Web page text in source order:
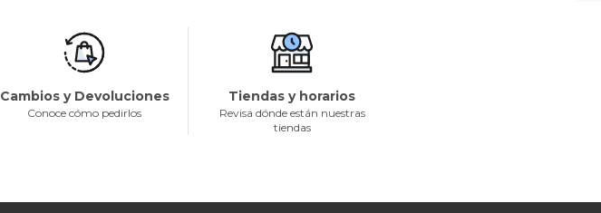
Cambios y Devoluciones
Conoce cómo pedirlos
Tiendas y horarios
Revisa dónde están nuestras
tiendas